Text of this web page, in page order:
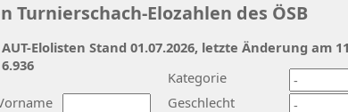
Elozahlen des ÖSB
Kategorie
Geschlecht
AUT-Elolisten Stand 01.07.2026, letzte Änderung am
6.936